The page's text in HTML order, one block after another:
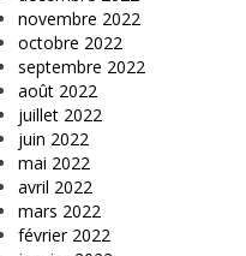
novembre 2022
octobre 2022
septembre 2022
août 2022
juillet 2022
juin 2022
mai 2022
avril 2022
mars 2022
février 2022